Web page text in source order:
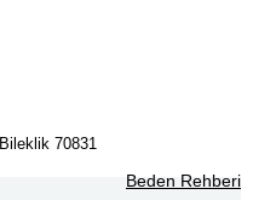
70831
Beden Rehberi